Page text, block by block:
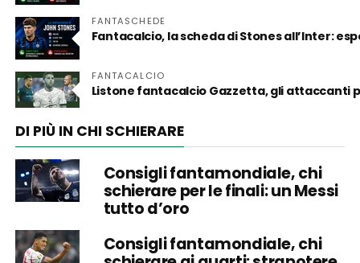
FANTASCHEDE
Fantacalcio, la scheda di Stones all’Inter:
FANTACALCIO
Listone fantacalcio Gazzetta, gli attaccanti
DI PIÙ IN CHI SCHIERARE
Consigli fantamondiale, chi
schierare per le finali: un Messi
tutto d’oro
Consigli fantamondiale, chi